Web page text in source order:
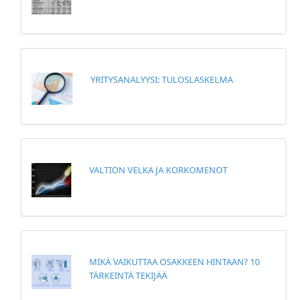
YRITYSANALYYSI: TULOSLASKELMA
VALTION VELKA JA KORKOMENOT
MIKÄ VAIKUTTAA OSAKKEEN HINTAAN? 10
TÄRKEINTÄ TEKIJÄÄ